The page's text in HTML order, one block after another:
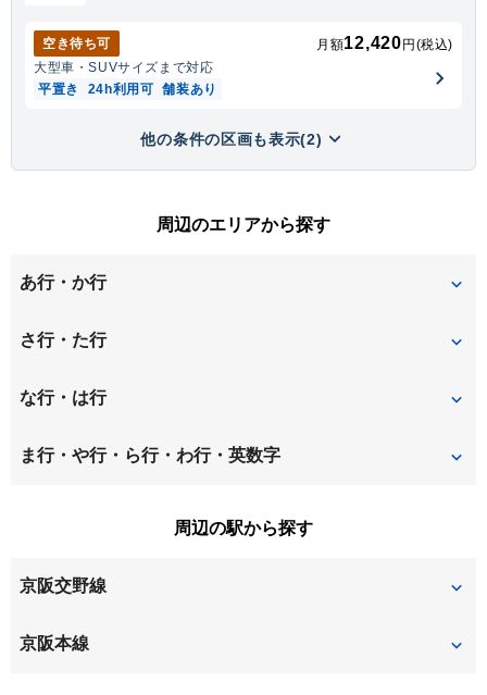
空き待ち可 月額12,420 円(税込)
大型車・SUVサイズまで対応
平置き
24h利用可 舗装あり
他の条件の区画も表示(2)
周辺のエリアから探す
あ行・か行
天川新町
井尻
甲斐田町
甲斐田東町
川原町
さ行・た行
招提中町
招提南町 新之栄町
道鵜町
東和町
な行・は行
中宮西之町 中宮東之町
西禁野
ま行・や行・ら行・わ行・英数字
周辺の駅から探す
京阪交野線
宮之阪
京阪本線